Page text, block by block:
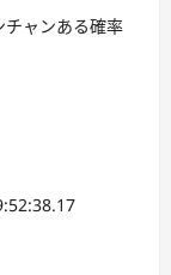
ャンある確率